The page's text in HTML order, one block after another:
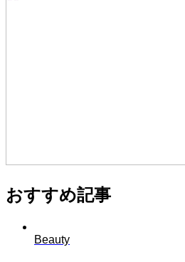
おすすめ記事
Beauty